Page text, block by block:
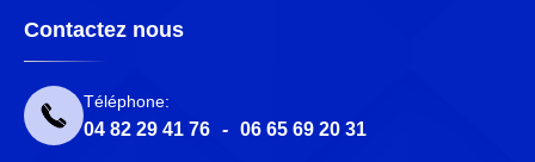
Contactez nous
Téléphone:
04 82 29 41 76 - 06 65 69 20 31